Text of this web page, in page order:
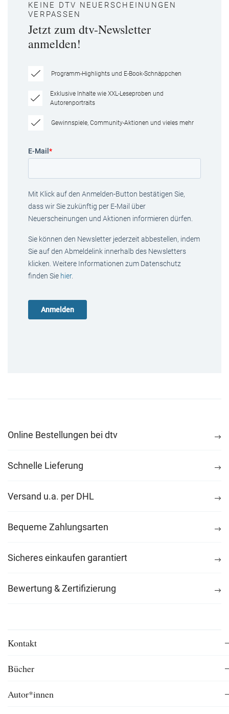
KEINE DTV NEUERSCHEINUNGEN
VERPASSEN
Jetzt zum dtv-Newsletter
anmelden!
Programm-Highlights und E-Book-Schnäppchen
Exklusive Inhalte wie XXL-Leseproben und
Autorenportraits
Gewinnspiele, Community-Aktionen und vieles mehr
E-Mail *
Mit Klick auf den Anmelden-Button bestätigen Sie,
dass wir Sie zukünftig per E-Mail über
Neuerscheinungen und Aktionen informieren dürfen.
Sie können den Newsletter jederzeit abbestellen, indem
Sie auf den Abmeldelink innerhalb des Newsletters
klicken. Weitere Informationen zum Datenschutz
finden Sie hier.
Online Bestellungen bei dtv
Schnelle Lieferung
Versand u.a. per DHL
Bequeme Zahlungsarten
Sicheres einkaufen garantiert
Bewertung & Zertifizierung
Kontakt
Bücher
Autor*innen